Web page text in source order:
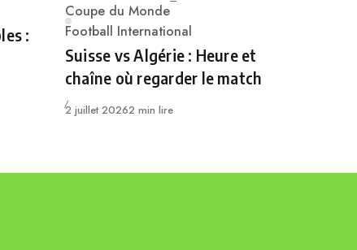
:
Category
Coupe du Monde
Football International
Suisse vs Algérie : Heure et
chaîne où regarder le match
Publié
2 juillet 20262 min lire